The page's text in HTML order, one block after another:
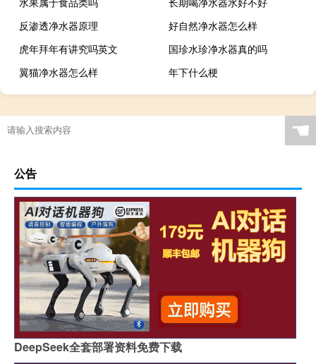
反渗透净水器原理
好自然净水器怎么样
虎年拜年有讲究吗英文
国珍水珍净水器真的吗
翼猫净水器怎么样
年下什么梗
☚
公告
DeepSeek全套部署资料免费下载